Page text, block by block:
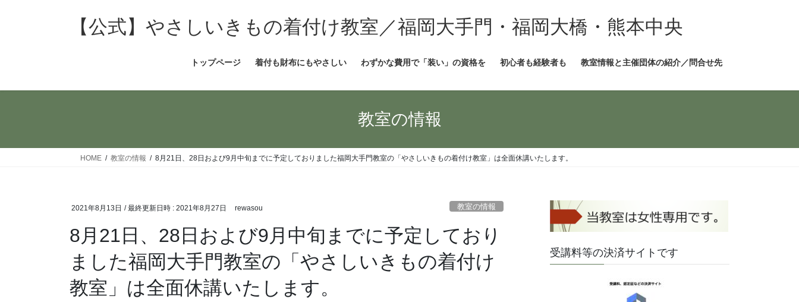
ス
ン
【公式】やさしいきもの着付け教室／福岡大手門・福岡大橋・熊本中央
トップページ 着付も財布にもやさしい わずかな費用で「装い」の資格を 初心者も経験者も 教室情報と主催団体の紹介／問合せ先
教室の情報
HOME 教室の情報 8月21日、28日および9月中旬までに予定しておりました福岡大手門教室の「やさしいきもの着付け教室」は全面休講いたします。
2021年8月13日 / 最終更新日時 : 2021年8月27日 rewasou 教室の情報
8月21日、28日および9月中旬までに予定しており
ました福岡大手門教室の「やさしいきもの着付け
教室」は全面休講いたします。
受講料等の決済サイトです